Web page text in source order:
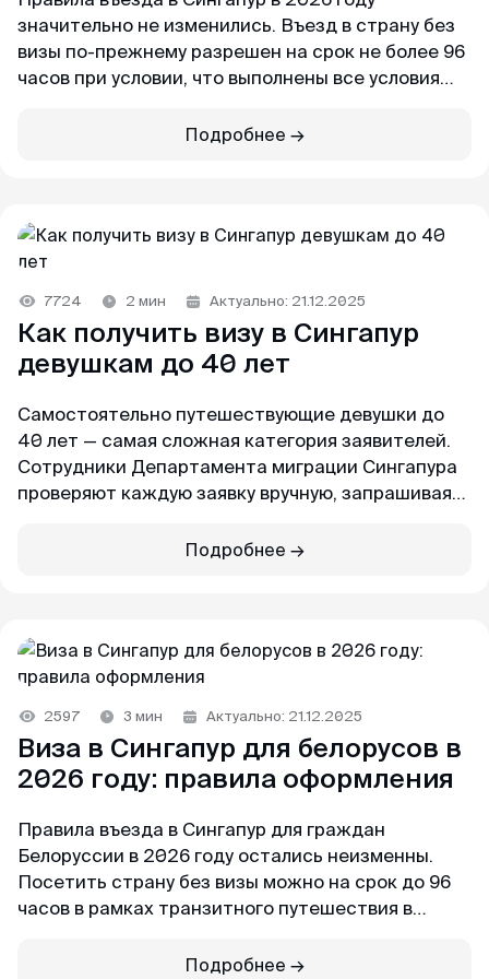
Доступные цены
Спасибо визовому центру за оперативную
КЕТУ в Корею. Сотрудники центра проверили
Отзыв с Telegram · 2024
Меньше чем за день
Не успел я опомниться, моя кета меньше чем
за день оказалась у меня) Отвечают в чат
быстро и вежливо, всем рекомендую!
Легко и просто
MyVisaWorld помогали нам с оформлением
прошел очень быстро и без каких-либо
сложностей. Сотрудник компании ответил
оперативно и поделился очень подробной
подготовки фотографий. И вот через 3 дня
визы были готовы! После обращения в
MyVisaWorld однозначно остались только
приятные впечатления!
значительно не изменились. Въезд в страну без
визы по-прежнему разрешен на срок не более 96
часов при условии, что выполнены все условия
СНГ. Подробности таможенных правил и
валютного контроля.
Подробнее →
7724 2 мин Актуально: 21.12.2025
Как получить визу в Сингапур
девушкам до 40 лет
Самостоятельно путешествующие девушки до
40 лет — самая сложная категория заявителей.
Сотрудники Департамента миграции Сингапура
проверяют каждую заявку вручную, запрашивая
Вероятность отказа очень высока.
поможет получить визу с высокими шансами
одобрения.
Подробнее →
2597 3 мин Актуально: 21.12.2025
Виза в Сингапур для белорусов в
2026 году: правила оформления
Правила въезда в Сингапур для граждан
Белоруссии в 2026 году остались неизменны.
Посетить страну без визы можно на срок до 96
часов в рамках транзитного путешествия в
Подробнее →